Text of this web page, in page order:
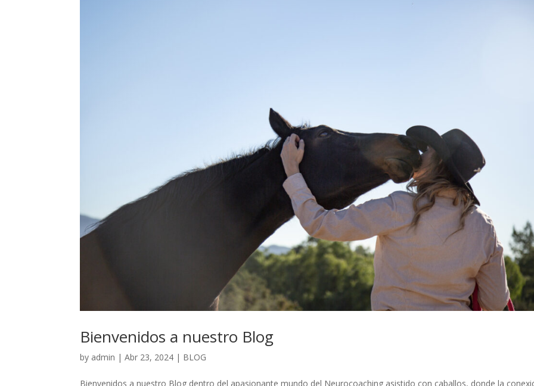
Bienvenidos a nuestro Blog
by admin |Abr 23, 2024 | BLOG
Bienvenidos a nuestro Blog dentro del apasionante mundo del Neurocoaching asistido con caballos, donde la